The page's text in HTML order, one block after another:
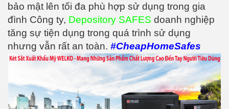
bảo mật lên tối đa phù hợp sử dụng trong gia
đình Công ty, Depository SAFES doanh nghiệp
tăng sự tiện dụng trong quá trình sử dụng
nhưng vẫn rất an toàn. #CheapHomeSafes